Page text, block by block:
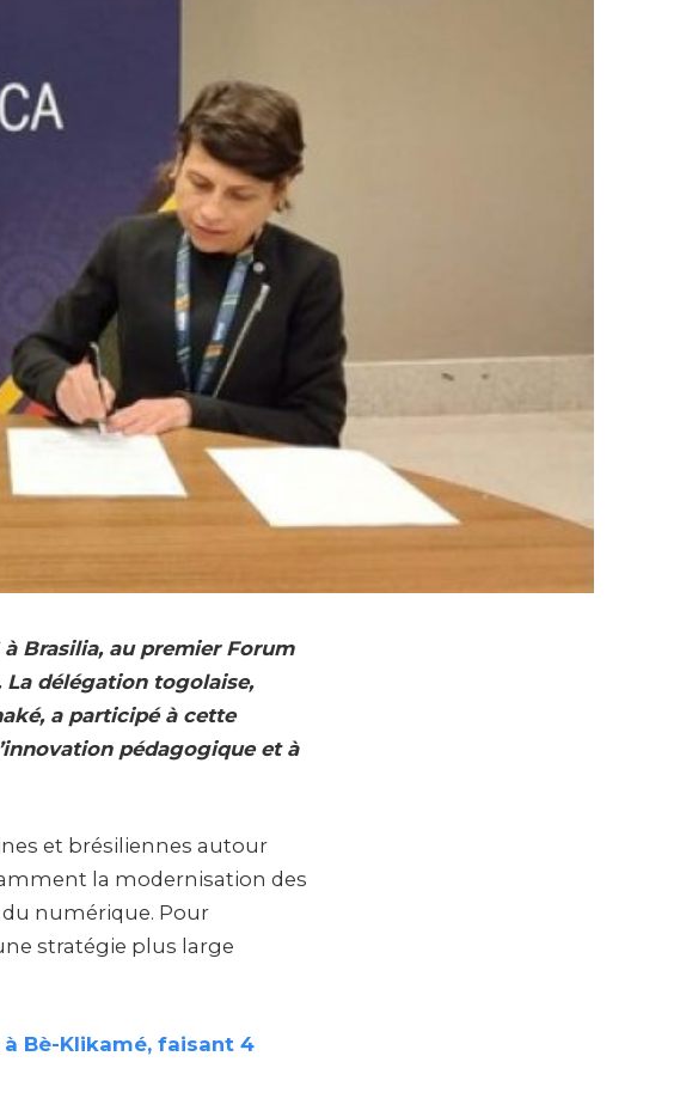
Brasilia, au premier Forum
La délégation togolaise,
a participé à cette
pédagogique et à
et brésiliennes autour
la modernisation des
numérique. Pour
stratégie plus large
Bè-Klikamé, faisant 4